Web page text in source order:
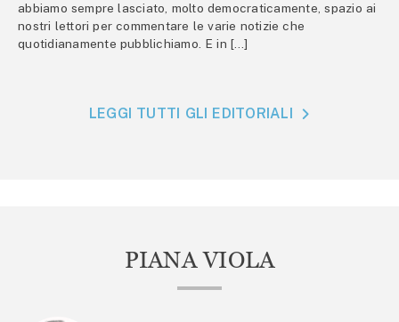
abbiamo sempre lasciato, molto democraticamente, spazio ai
nostri lettori per commentare le varie notizie che
quotidianamente pubblichiamo. E in […]
LEGGI TUTTI GLI EDITORIALI
PIANA VIOLA